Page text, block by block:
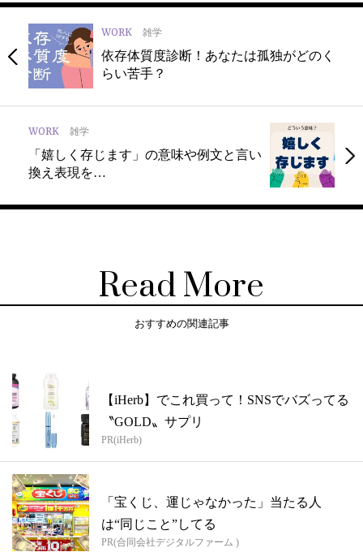
WORK 雑学
依存体質度診断！あなたは孤独がどのく
らい苦手？
WORK 雑学
「嬉しく存じます」の意味や例文と言い
換え表現を…
Read More
おすすめの関連記事
【iHerb】でこれ買って！SNSでバズってる
〝GOLD〟サプリ
PR(iHerb)
「宝くじ、運じゃなかった」当たる人
は“同じこと”してる
PR(合同会社デジタルファーム )